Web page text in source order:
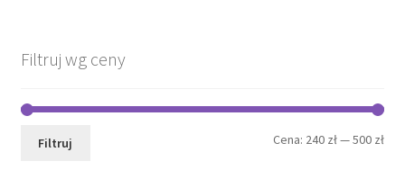
Filtruj wg ceny
Filtruj Cena: 240 zł—500 zł